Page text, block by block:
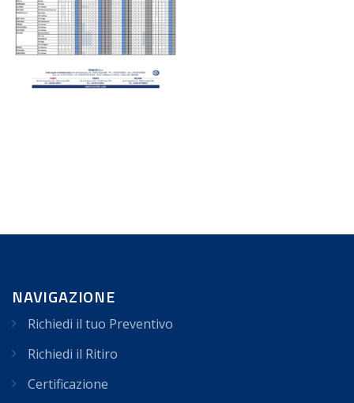
NAVIGAZIONE
Richiedi il tuo Preventivo
Richiedi il Ritiro
Certificazione